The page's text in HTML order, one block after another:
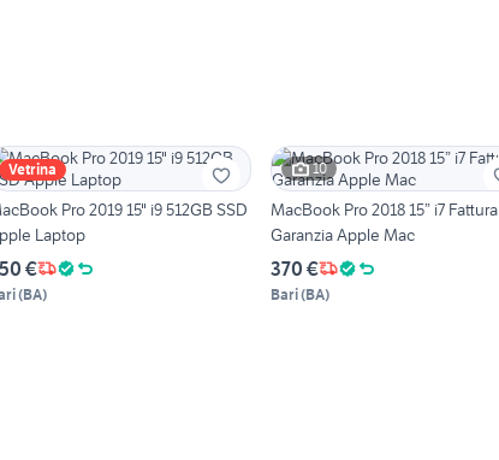
Vetrina
Pro 2019 15" i9 512GB SSD
Laptop
€
(BA)
10
MacBook Pro 2018 15” i7 Fattura
Garanzia Apple Mac
370 €
Bari(BA)